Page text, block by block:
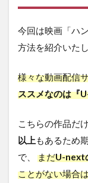
今回は映画「ハ
方法を紹介いた
様々な動画配信
ススメなのは『
こちらの作品だ
以上もあるため
で、 まだU-next
ことがない場合